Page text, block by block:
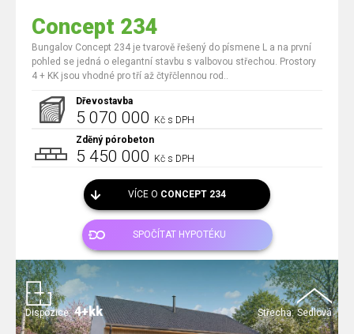
Concept 234
Bungalov Concept 234 je tvarově řešený do písmene L a na první
pohled se jedná o elegantní stavbu s valbovou střechou. Prostory
4 + KK jsou vhodné pro tří až čtyřčlennou rod..
Dřevostavba
5 070 000 Kč s DPH
Zděný pórobeton
5 450 000 Kč s DPH
VÍCE O CONCEPT 234
SPOČÍTAT HYPOTÉKU
Střecha: Sedlová
Dispozice: 4+kk